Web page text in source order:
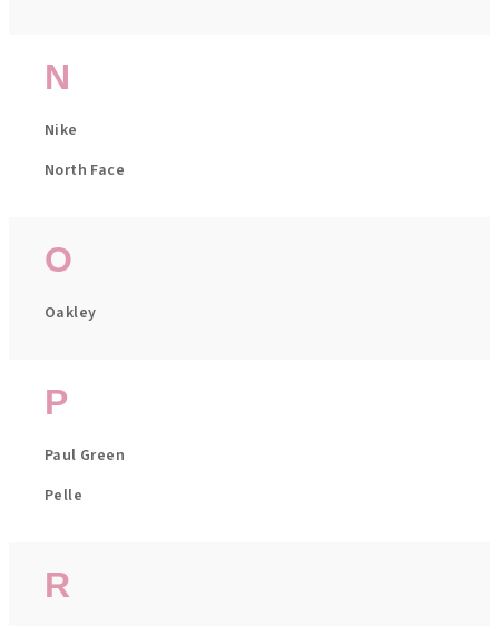
N
Nike
North Face
O
Oakley
P
Paul Green
Pelle
R